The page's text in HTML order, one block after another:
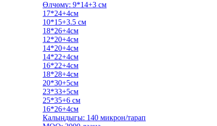
Өлчөмү: 9*14+3 см
17*24+4см
10*15+3.5 см
18*26+4см
12*20+4см
14*20+4см
14*22+4см
16*22+4см
18*28+4см
20*30+5см
23*33+5см
25*35+6 см
16*26+4см
Калыңдыгы: 140 микрон/тарап